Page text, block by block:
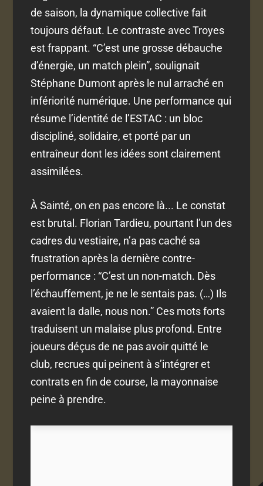
de saison, la dynamique collective fait
toujours défaut. Le contraste avec Troyes
est frappant. “C’est une grosse débauche
d’énergie, un match plein”, soulignait
Stéphane Dumont après le nul arraché en
infériorité numérique. Une performance qui
résume l’identité de l’ESTAC : un bloc
discipliné, solidaire, et porté par un
entraîneur dont les idées sont clairement
assimilées.
À Sainté, on en pas encore là... Le constat
est brutal. Florian Tardieu, pourtant l’un des
cadres du vestiaire, n’a pas caché sa
frustration après la dernière contre-
performance : “C’est un non-match. Dès
l’échauffement, je ne le sentais pas. (…) Ils
avaient la dalle, nous non.” Ces mots forts
traduisent un malaise plus profond. Entre
joueurs déçus de ne pas avoir quitté le
club, recrues qui peinent à s’intégrer et
contrats en fin de course, la mayonnaise
peine à prendre.